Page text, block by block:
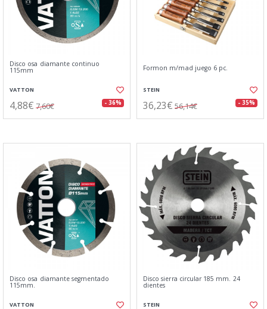
Disco osa diamante continuo
115mm
VATTON
4,88€ 7,60€ - 36%
Formon m/mad juego 6 pc.
STEIN
36,23€ 56,14€ - 35%
Disco osa diamante segmentado
115mm.
VATTON
Disco sierra circular 185 mm. 24
dientes
STEIN